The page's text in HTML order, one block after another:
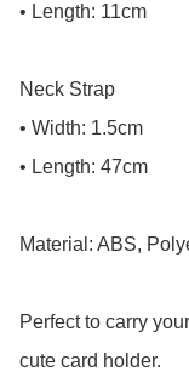
• Length: 11cm
Neck Strap
• Width: 1.5cm
• Length: 47cm
Material: ABS,
Perfect to carry
cute card holder.